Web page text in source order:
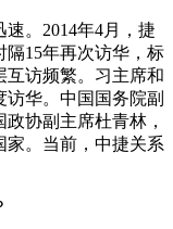
。2014年4月，捷
隔15年再次访华，标
互访频繁。习主席和
华。中国国务院副
协副主席杜青林，
家。当前，中捷关系